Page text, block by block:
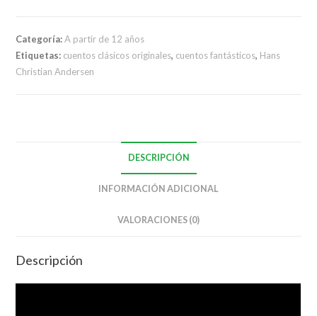
Categoría:A partir de 12 años
Etiquetas: cuentos clásicos originales, cuentos fantásticos, Hans
Christian Andersen
DESCRIPCIÓN
INFORMACIÓN ADICIONAL
VALORACIONES (0)
Descripción